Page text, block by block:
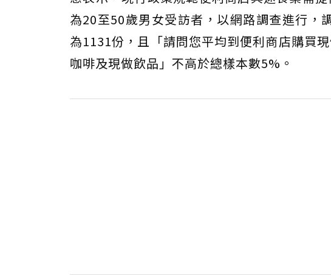
為20至50歲男女受訪者，以網路調查進行，
為1131份，且「請問您平均到便利商店購買
咖啡及現做飲品」不高於總樣本數5%。